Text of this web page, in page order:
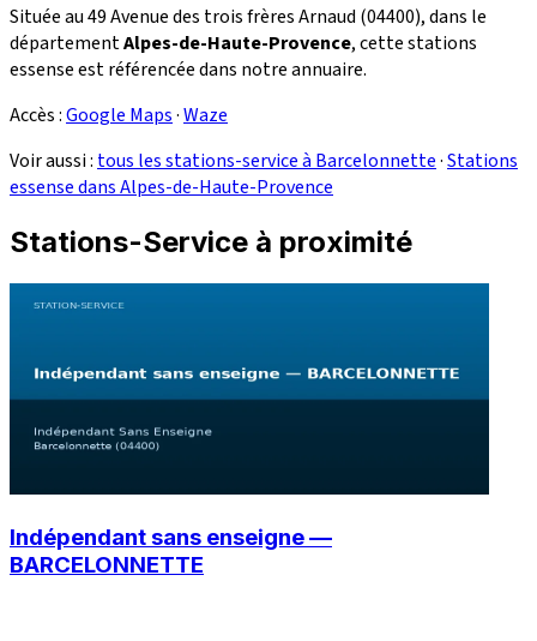
Située au 49 Avenue des trois frères Arnaud (04400), dans le
départementAlpes-de-Haute-Provence, cette stations
essense est référencée dans notre annuaire.
Accès :Google Maps·Waze
Voir aussi : tous les stations-service à Barcelonnette·Stations
essense dans Alpes-de-Haute-Provence
Stations-Service à proximité
Indépendant sans enseigne —
BARCELONNETTE